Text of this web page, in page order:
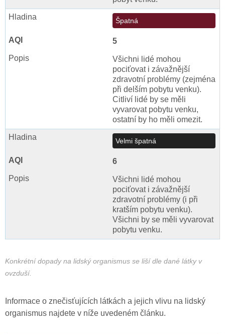
Špatná
5
Všichni lidé mohou
pociťovat i závažnější
zdravotní problémy (zejména
při delším pobytu venku).
Citliví lidé by se měli
vyvarovat pobytu venku,
ostatní by ho měli omezit.
Velmi špatná
6
Všichni lidé mohou
pociťovat i závažnější
zdravotní problémy (i při
kratším pobytu venku).
Všichni by se měli vyvarovat
pobytu venku.
Konkrétní dopady na lidský organismus se liší dle dané látky v
ovzduší.
Informace o znečisťujících látkách a jejich vlivu na lidský
organismus najdete v níže uvedeném článku.